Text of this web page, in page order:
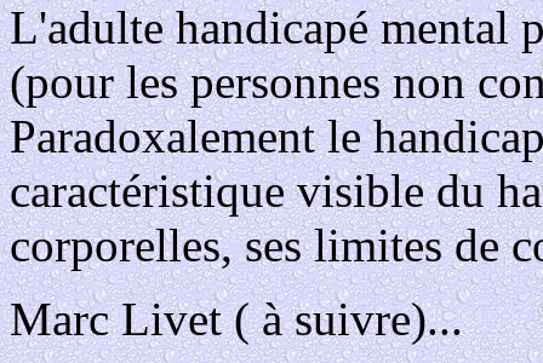
L'adulte handicapé mental
(pour les personnes non
Paradoxalement le
caractéristique visible du
corporelles, ses limites de
Marc Livet ( à suivre)...